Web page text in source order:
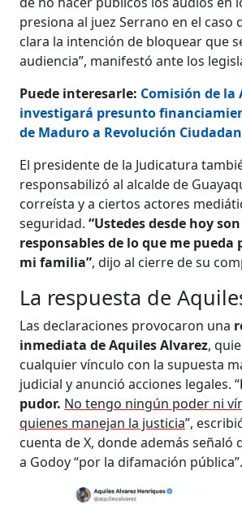
presiona al juez Serrano en el caso
clara la intención de bloquear que
audiencia”, manifestó ante los
Puede interesarle: Comisión de la
investigará presunto
de Maduro a Revolución
El presidente de la Judicatura
responsabilizó al alcalde de
correísta y a ciertos actores
seguridad.“Ustedes desde hoy
responsables de lo que me pueda
mi familia”, dijo al cierre de su
La respuesta de
Las declaraciones provocaron una
inmediata de Aquiles Alvarez,
cualquier vínculo con la supuesta
judicial y anunció acciones legales. “
pudor. No tengo ningún poder ni
quienes manejan la justicia”,
cuenta de X, donde además señaló
a Godoy “por la difamación pública”.